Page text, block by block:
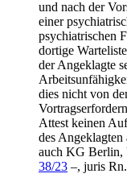
und nach der
einer
psychiatrischen
dortige
der Angeklagte
dies nicht von
Attest keinen
des
auch KG Berlin,
38/23 –, juris